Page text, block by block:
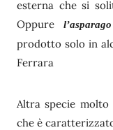
esterna che si
Oppure
prodotto solo in
Ferrara
Altra specie molto
che è